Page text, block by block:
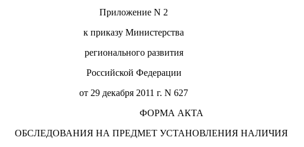
Приложение N 2
к приказу Министерства
регионального развития
Российской Федерации
от 29 декабря 2011 г. N 627
ФОРМА АКТА
НА ПРЕДМЕТ УСТАНОВЛЕНИЯ НАЛИЧИЯ